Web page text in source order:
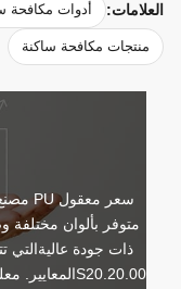
أدوات مكافحة ساكنة
مكافحة ساكنة